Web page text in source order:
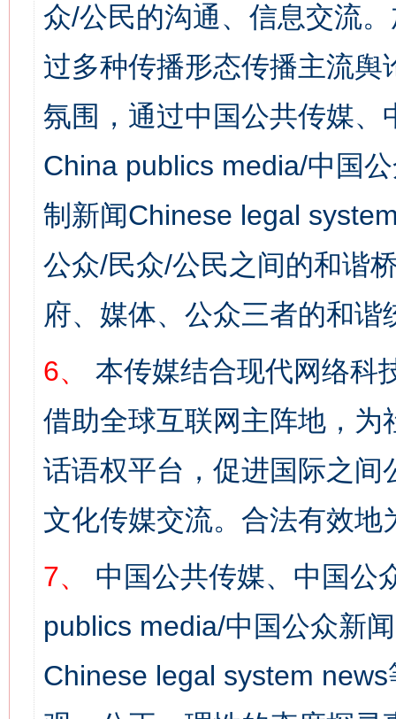
众/公民的沟通、信息交流
过多种传播形态传播主流
氛围，通过中国公共传媒
China publics media/中国
制新闻Chinese legal
公众/民众/公民之间的和谐
府、媒体、公众三者的和谐
6、
本传媒结合现代网络科
借助全球互联网主阵地，
话语权平台，促进国际之
文化传媒交流。合法有效地
7、
中国公共传媒、中国公
publics media/中国公众新
Chinese legal system
网上购药对药下症？
这是一记警钟！ 谢